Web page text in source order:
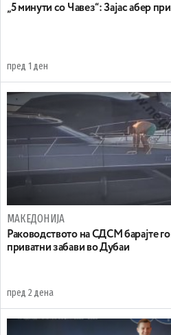
„5 минути со Чавез“: Зајас абер
пред 1 ден
МАКЕДОНИЈА
Раководството на СДСМ барајте го
приватни забави во Дубаи
пред 2 дена